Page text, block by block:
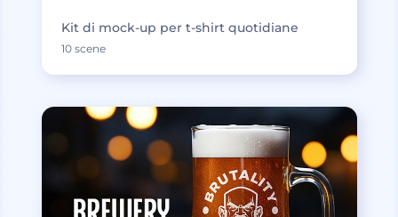
Kit di mock-up per t-shirt quotidiane
10 scene